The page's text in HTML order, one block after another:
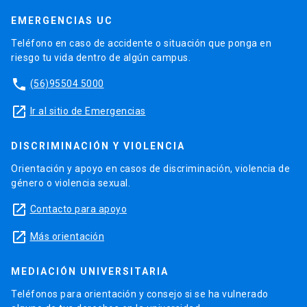
EMERGENCIAS UC
Teléfono en caso de accidente o situación que ponga en
riesgo tu vida dentro de algún campus.
phone (56)95504 5000
launch Ir al sitio de Emergencias
DISCRIMINACIÓN Y VIOLENCIA
Orientación y apoyo en casos de discriminación, violencia de
género o violencia sexual.
launch Contacto para apoyo
launch Más orientación
MEDIACIÓN UNIVERSITARIA
Teléfonos para orientación y consejo si se ha vulnerado